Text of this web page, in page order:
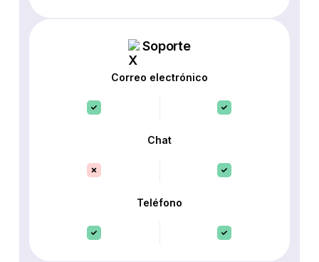
Soporte
Correo electrónico
Chat
Teléfono